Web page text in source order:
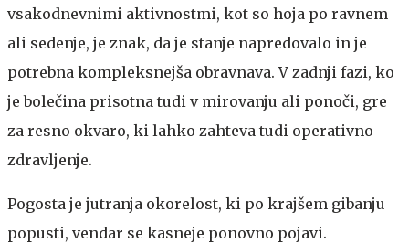
vsakodnevnimi aktivnostmi, kot so hoja po ravnem
ali sedenje, je znak, da je stanje napredovalo in je
potrebna kompleksnejša obravnava. V zadnji fazi, ko
je bolečina prisotna tudi v mirovanju ali ponoči, gre
za resno okvaro, ki lahko zahteva tudi operativno
zdravljenje.
Pogosta je jutranja okorelost, ki po krajšem gibanju
popusti, vendar se kasneje ponovno pojavi.